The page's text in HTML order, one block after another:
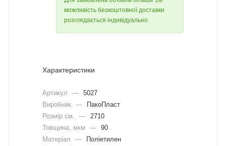
можливість безкоштовної доставки
розглядається індивідуально
Характеристики
Артикул — 5027
Виробник —
ПакоПласт
Розмір см.
—
2710
Товщина, мкм
— 90
Матеріал
—
Поліетилен